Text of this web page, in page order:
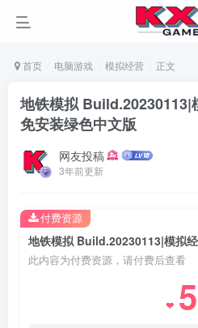
首页 电脑游戏 模拟经营 正文
地铁模拟 Build.20230113|
免安装绿色中文版
网友投稿
3年前更新
此内容为付费资源，请付费后查看
❤ 5
付费资源